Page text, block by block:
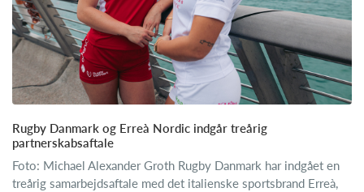
​Rugby Danmark og Erreà Nordic indgår treårig
partnerskabsaftale
Foto: Michael Alexander Groth Rugby Danmark har indgået en
treårig samarbejdsaftale med det italienske sportsbrand Erreà,